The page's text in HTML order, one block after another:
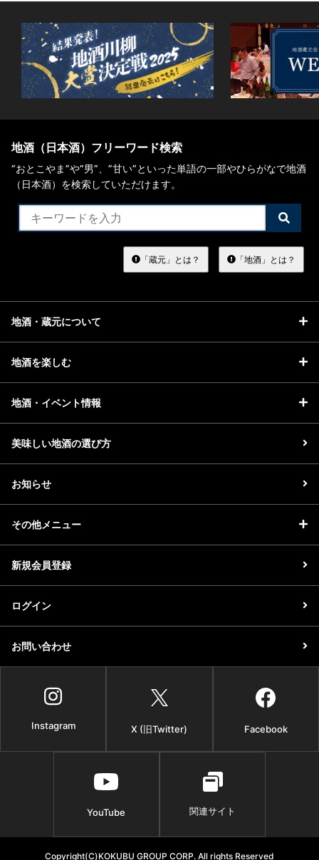
地酒（日本酒）フリーワード検索
“おとこやま”や“男”、”甘い”といった単語の一部やひらがなで地酒
（日本酒）を検索していただけます。
検
索
る
「蔵元」とは？ 「地酒」とは？
地酒・蔵元について
地酒を楽しむ
地酒・イベント情報
美味しい地酒の選び方
お知らせ
その他メニュー
新規会員登録
ログイン
お問い合わせ
Instagram X (旧Twitter) Facebook
YouTube 関連サイト
Copyright(C)KOKUBU GROUP CORP. All rights Reserved